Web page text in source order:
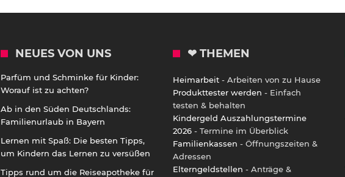
NEUES VON UNS
Parfüm und Schminke für Kinder:
Worauf ist zu achten?
Ab in den Süden Deutschlands:
Familienurlaub in Bayern
Lernen mit Spaß: Die besten Tipps,
um Kindern das Lernen zu versüßen
Tipps rund um die Reiseapotheke für
❤ THEMEN
Heimarbeit - Arbeiten von zu Hause
Produkttester werden - Einfach
testen & behalten
Kindergeld Auszahlungstermine
2026 - Termine im Überblick
Familienkassen - Öffnungszeiten &
Adressen
Elterngeldstellen - Anträge &